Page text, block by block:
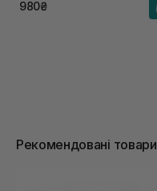
980₴
Рекомендовані товари